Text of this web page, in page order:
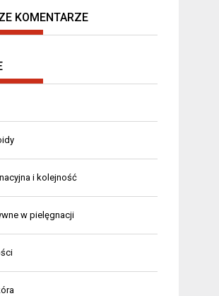
KOMENTARZE
i kolejność
w pielęgnacji